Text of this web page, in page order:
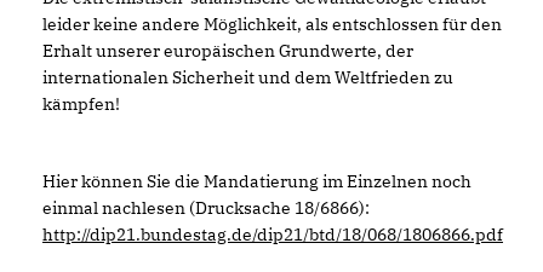
leider keine andere Möglichkeit, als entschlossen für den
Erhalt unserer europäischen Grundwerte, der
internationalen Sicherheit und dem Weltfrieden zu
kämpfen!
Hier können Sie die Mandatierung im Einzelnen noch
einmal nachlesen (Drucksache 18/6866):
http://dip21.bundestag.de/dip21/btd/18/068/1806866.pdf